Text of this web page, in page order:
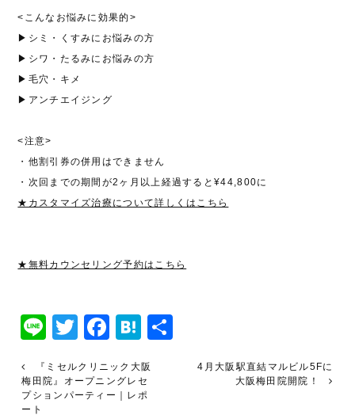
<こんなお悩みに効果的>
▶シミ・くすみにお悩みの方
▶シワ・たるみにお悩みの方
▶毛穴・キメ
▶アンチエイジング
<注意>
・他割引券の併用はできません
・次回までの期間が2ヶ月以上経過すると¥44,800に
★カスタマイズ治療について詳しくはこちら
★無料カウンセリング予約はこちら
LineTwitter
Facebook
Hatena
『ミセルクリニック大阪
梅田院』オープニングレセ
プションパーティー｜レポ
ート
4月大阪駅直結マルビル5Fに
大阪梅田院開院！